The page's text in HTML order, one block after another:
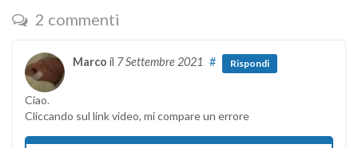
2 commenti
Marco il 7 Settembre 2021 # Rispondi
Ciao.
Cliccando sul link video, mi compare un errore